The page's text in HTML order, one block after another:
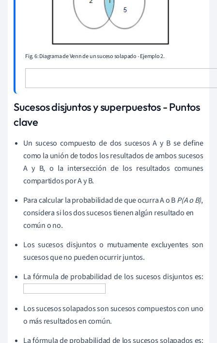
Fig. 6: Diagrama de Venn de un suceso solapado - Ejemplo 2.
Sucesos disjuntos y superpuestos - Puntos
clave
Un suceso compuesto de dos sucesos A y B se define
como la unión de todos los resultados de ambos sucesos
A y B, o la intersección de los resultados comunes
compartidos por A y B.
Para calcular la probabilidad de que ocurra A o BP(A o B),
considera si los dos sucesos tienen algún resultado en
común o no.
Los sucesos disjuntos o mutuamente excluyentes son
sucesos que no pueden ocurrir juntos.
La fórmula de probabilidad de los sucesos disjuntos es:
Los sucesos solapados son sucesos compuestos con uno
o más resultados en común.
La fórmula de probabilidad de los sucesos solapados es: